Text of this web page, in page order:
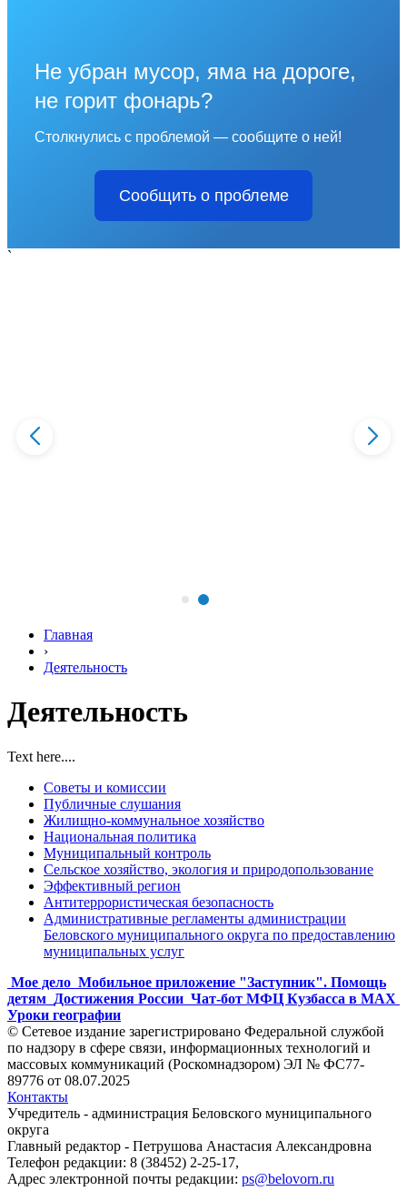
Не убран мусор, яма на дороге,
не горит фонарь?
Столкнулись с проблемой — сообщите о ней!
Сообщить о проблеме
`
Главная
›
Деятельность
Деятельность
Text here....
Советы и комиссии
Публичные слушания
Жилищно-коммунальное хозяйство
Национальная политика
Муниципальный контроль
Сельское хозяйство, экология и природопользование
Эффективный регион
Антитеррористическая безопасность
Административные регламенты администрации
Беловского муниципального округа по предоставлению
муниципальных услуг
Мое дело Мобильное приложение "Заступник". Помощь
детям Достижения России Чат-бот МФЦ Кузбасса в MAX
Уроки географии
© Сетевое издание зарегистрировано Федеральной службой
по надзору в сфере связи, информационных технологий и
массовых коммуникаций (Роскомнадзором) ЭЛ № ФС77-
89776 от 08.07.2025
Контакты
Учредитель - администрация Беловского муниципального
округа
Главный редактор - Петрушова Анастасия Александровна
Телефон редакции: 8 (38452) 2-25-17,
Адрес электронной почты редакции: ps@belovorn.ru